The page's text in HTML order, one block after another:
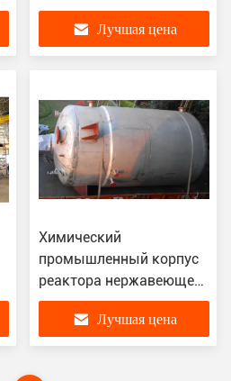
нефтехимической
переработкиЛучшая цена
Химический
промышленный корпус
реактора нержавеющей
стали для смешивая
смолы
Лучшая цена